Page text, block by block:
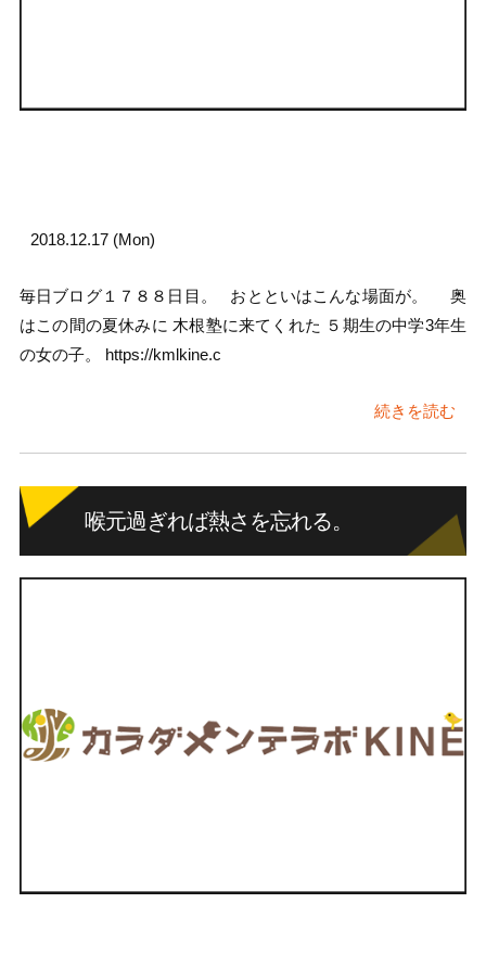
2018.12.17 (Mon)
毎日ブログ１７８８日目。 おとといはこんな場面が。 奥
はこの間の夏休みに 木根塾に来てくれた ５期生の中学3年生
の女の子。 https://kmlkine.c
続きを読む
喉元過ぎれば熱さを忘れる。